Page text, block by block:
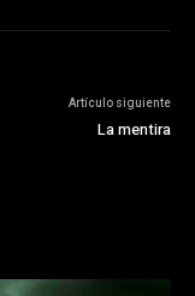
Artículo siguiente
La mentira